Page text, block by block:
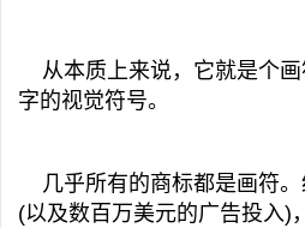
从本质上来说，它就是个画
字的视觉符号。
几乎所有的商标都是画符。
(以及数百万美元的广告投入)